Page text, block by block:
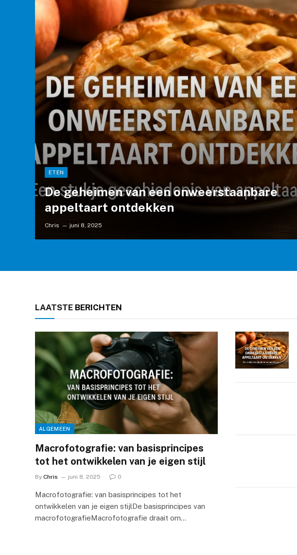
ETEN
De geheimen van een onweerstaanbare
appeltaart ontdekken
Chris juni 8, 2025
LAATSTE BERICHTEN
ALGEMEEN
Macrofotografie: van basisprincipes
tot het ontwikkelen van je eigen stijl
By Chris juni 8, 2025 0
Macrofotografie: van basisprincipes tot het
ontwikkelen van je eigen stijlDe basisprincipes van
macrofotografieMacrofotografie draait om…